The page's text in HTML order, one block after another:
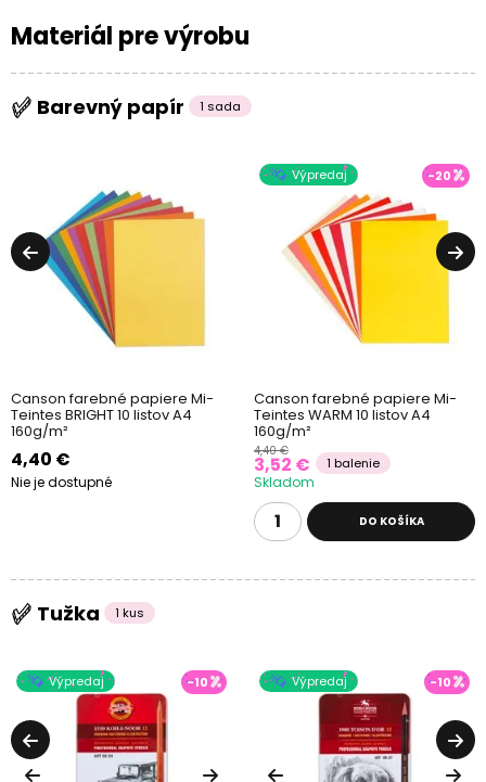
Materiál pre výrobu
Barevný papír 1 sada
Canson farebné papiere Mi-
Teintes BRIGHT 10 listov A4
160g/m²
4,40 €
Nie je dostupné
Výpredaj -20
Canson farebné papiere Mi-
Teintes WARM 10 listov A4
160g/m²
4,40 €
3,52 € 1 balenie
Skladom
DO KOŠÍKA
Tužka 1 kus
Výpredaj -10 Výpredaj -10